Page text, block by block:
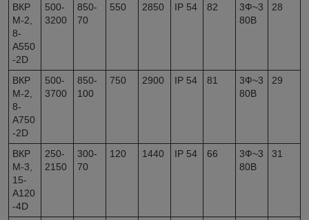
ВКР
М-2,
8-
А550
-2D
500-
3200
850-
70
550 2850 IP 54 82
3Ф~3
80В
28
ВКР
М-2,
8-
А750
-2D
500-
3700
850-
100
750 2900 IP 54 81
3Ф~3
80В
29
ВКР
М-3,
15-
А120
-4D
250-
2150
300-
70
120 1440 IP 54 66
3Ф~3
80В
31